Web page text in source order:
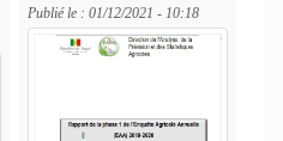
Publié le : 01/12/2021 - 10:18